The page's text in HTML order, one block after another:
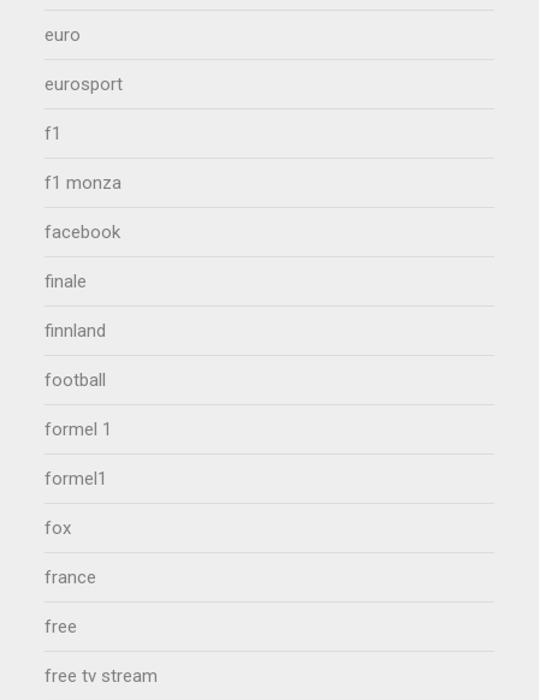
euro
eurosport
f1
f1 monza
facebook
finale
finnland
football
formel 1
formel1
fox
france
free
free tv stream